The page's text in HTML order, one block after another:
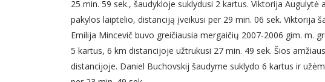
25 min. 59 sek., šaudykloje suklydusi 2 kartus. Viktorija
pakylos laiptelio, distanciją įveikusi per 29 min. 06 sek. Viktorija
Emilija Mincevič buvo greičiausia mergaičių 2007-2006 gim. m.
5 kartus, 6 km distancijoje užtrukusi 27 min. 49 sek. Šios
distancijoje. Daniel Buchovskij šaudyme suklydo 6 kartus ir